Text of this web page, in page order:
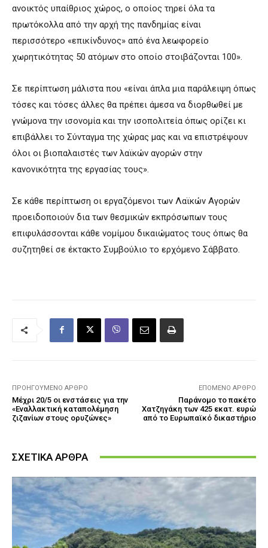
ανοικτός υπαίθριος χώρος, ο οποίος τηρεί όλα τα
πρωτόκολλα από την αρχή της πανδημίας είναι
περισσότερο «επικίνδυνος» από ένα λεωφορείο
χωρητικότητας 50 ατόμων στο οποίο στοιβάζονται 100».
Σε περίπτωση μάλιστα που «είναι άπλα μια παράλειψη όπως
τόσες και τόσες άλλες θα πρέπει άμεσα να διορθωθεί με
γνώμονα την ισονομία και την ισοπολιτεία όπως ορίζει κι
επιβάλλει το Σύνταγμα της χώρας μας και να επιστρέψουν
όλοι οι βιοπαλαιστές των λαϊκών αγορών στην
κανονικότητα της εργασίας τους».
Σε κάθε περίπτωση οι εργαζόμενοι των Λαϊκών Αγορών
προειδοποιούν δια των θεσμικών εκπρόσωπων τους
επιφυλάσσονται κάθε νομίμου δικαιώματος τους όπως θα
συζητηθεί σε έκτακτο Συμβούλιο το ερχόμενο Σάββατο.
ΠΡΟΗΓΟΎΜΕΝΟ ΆΡΘΡΟ
Μέχρι 20/5 οι ενστάσεις για την
«Εναλλακτική καταπολέμηση
ζιζανίων στους ορυζώνες»
ΕΠΌΜΕΝΟ ΆΡΘΡΟ
Παράνομο το πακέτο
Χατζηγάκη των 425 εκατ. ευρώ
από το Ευρωπαϊκό δικαστήριο
ΣΧΕΤΙΚΑ ΑΡΘΡΑ